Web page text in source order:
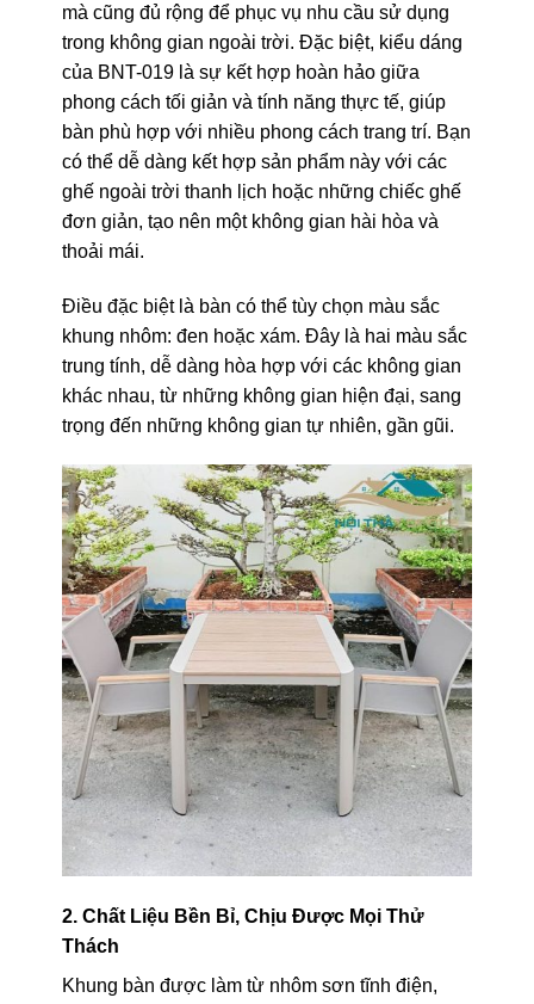
mà cũng đủ rộng để phục vụ nhu cầu sử dụng
trong không gian ngoài trời. Đặc biệt, kiểu dáng
của BNT-019 là sự kết hợp hoàn hảo giữa
phong cách tối giản và tính năng thực tế, giúp
bàn phù hợp với nhiều phong cách trang trí. Bạn
có thể dễ dàng kết hợp sản phẩm này với các
ghế ngoài trời thanh lịch hoặc những chiếc ghế
đơn giản, tạo nên một không gian hài hòa và
thoải mái.
Điều đặc biệt là bàn có thể tùy chọn màu sắc
khung nhôm: đen hoặc xám. Đây là hai màu sắc
trung tính, dễ dàng hòa hợp với các không gian
khác nhau, từ những không gian hiện đại, sang
trọng đến những không gian tự nhiên, gần gũi.
2. Chất Liệu Bền Bỉ, Chịu Được Mọi Thử
Thách
Khung bàn được làm từ nhôm sơn tĩnh điện,